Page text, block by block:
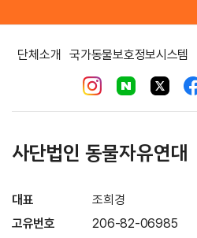
단체소개 국가동물보호정보시스템
사단법인 동물자유연대
대표
조희경
고유번호
206-82-06985